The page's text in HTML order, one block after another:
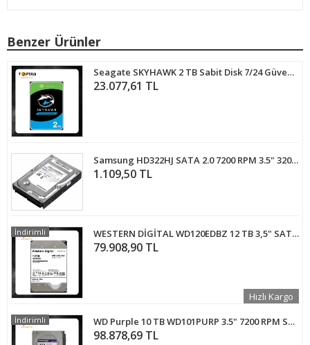
Benzer Ürünler
Seagate SKYHAWK 2 TB Sabit Disk 7/24 Güvenlik Harddiski
23.077,61 TL
Samsung HD322HJ SATA 2.0 7200 RPM 3.5" 320 GB Harddisk
1.109,50 TL
WESTERN DİGİTAL WD120EDBZ 12 TB 3,5" SATA 3.00 GÜVENLİK HARDDİSKİ
79.908,90 TL
İndirimli
Hızlı Kargo
WD Purple 10 TB WD101PURP 3.5" 7200 RPM SATA 3.0 GÜVENLİK HARDDİSK
98.878,69 TL
İndirimli